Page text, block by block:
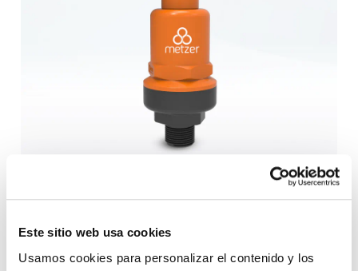
Este sitio web usa cookies
Usamos cookies para personalizar el contenido y los